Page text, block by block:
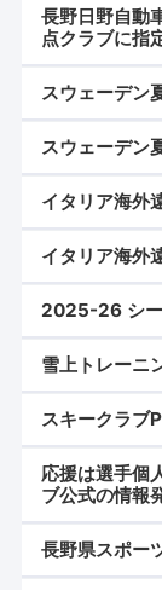
長野日野自動
点クラブに指
スウェーデ
スウェーデ
イタリア海
イタリア海
2025-26 シ
雪上トレーニ
スキークラブ
応援は選手個
ブ公式の情報
長野県スポー